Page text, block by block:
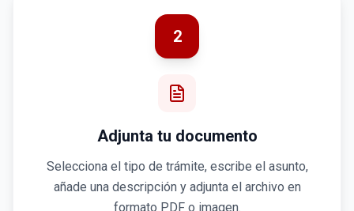
2
Adjunta tu documento
Selecciona el tipo de trámite, escribe el asunto,
añade una descripción y adjunta el archivo en
formato PDF o imagen.